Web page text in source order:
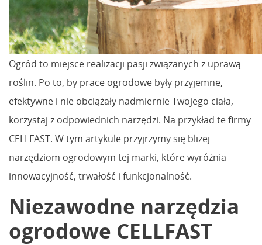
Ogród to miejsce realizacji pasji związanych z uprawą
roślin. Po to, by prace ogrodowe były przyjemne,
efektywne i nie obciążały nadmiernie Twojego ciała,
korzystaj z odpowiednich narzędzi. Na przykład te firmy
CELLFAST. W tym artykule przyjrzymy się bliżej
narzędziom ogrodowym tej marki, które wyróżnia
innowacyjność, trwałość i funkcjonalność.
Niezawodne narzędzia
ogrodowe CELLFAST